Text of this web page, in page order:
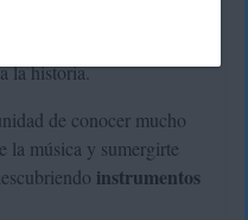
hemos preparado un post
la historia.
de conocer mucho
la música y sumergirte
instrumentos